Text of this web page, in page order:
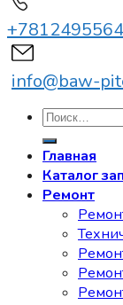
info@baw-
Искать:
Главная
Каталог
Ремонт